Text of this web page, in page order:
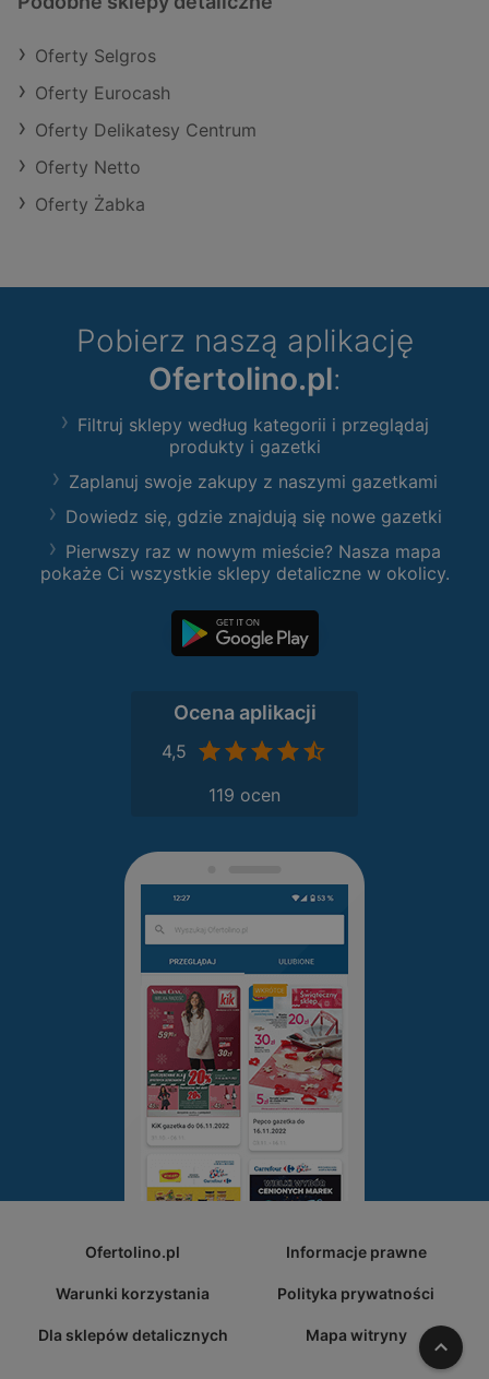
Oferty Selgros
Oferty Eurocash
Oferty Delikatesy Centrum
Oferty Netto
Oferty Żabka
Pobierz naszą aplikację
Ofertolino.pl:
Filtruj sklepy według kategorii i przeglądaj
produkty i gazetki
Zaplanuj swoje zakupy z naszymi gazetkami
Dowiedz się, gdzie znajdują się nowe gazetki
Pierwszy raz w nowym mieście? Nasza mapa
pokaże Ci wszystkie sklepy detaliczne w okolicy.
Ocena aplikacji
4,5
119 ocen
Ofertolino.pl Informacje prawne
Warunki korzystania Polityka prywatności
Dla sklepów detalicznych Mapa witryny W